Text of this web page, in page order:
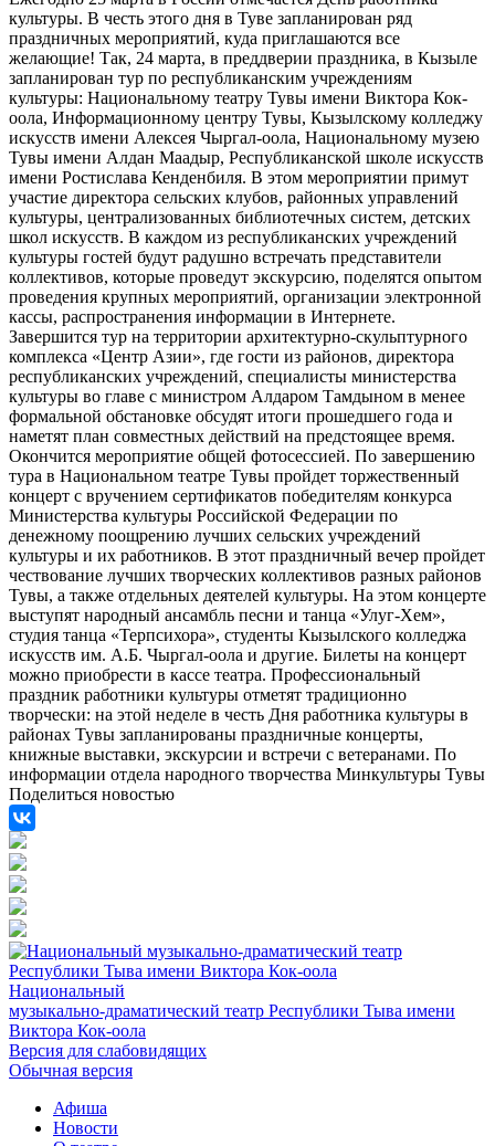
культуры. В честь этого дня в Туве запланирован ряд
праздничных мероприятий, куда приглашаются все
желающие! Так, 24 марта, в преддверии праздника, в Кызыле
запланирован тур по республиканским учреждениям
культуры: Национальному театру Тувы имени Виктора Кок-
оола, Информационному центру Тувы, Кызылскому колледжу
искусств имени Алексея Чыргал-оола, Национальному музею
Тувы имени Алдан Маадыр, Республиканской школе искусств
имени Ростислава Кенденбиля. В этом мероприятии примут
участие директора сельских клубов, районных управлений
культуры, централизованных библиотечных систем, детских
школ искусств. В каждом из республиканских учреждений
культуры гостей будут радушно встречать представители
коллективов, которые проведут экскурсию, поделятся опытом
проведения крупных мероприятий, организации электронной
кассы, распространения информации в Интернете.
Завершится тур на территории архитектурно-скульптурного
комплекса «Центр Азии», где гости из районов, директора
республиканских учреждений, специалисты министерства
культуры во главе с министром Алдаром Тамдыном в менее
формальной обстановке обсудят итоги прошедшего года и
наметят план совместных действий на предстоящее время.
Окончится мероприятие общей фотосессией. По завершению
тура в Национальном театре Тувы пройдет торжественный
концерт с вручением сертификатов победителям конкурса
Министерства культуры Российской Федерации по
денежному поощрению лучших сельских учреждений
культуры и их работников. В этот праздничный вечер пройдет
чествование лучших творческих коллективов разных районов
Тувы, а также отдельных деятелей культуры. На этом концерте
выступят народный ансамбль песни и танца «Улуг-Хем»,
студия танца «Терпсихора», студенты Кызылского колледжа
искусств им. А.Б. Чыргал-оола и другие. Билеты на концерт
можно приобрести в кассе театра. Профессиональный
праздник работники культуры отметят традиционно
творчески: на этой неделе в честь Дня работника культуры в
районах Тувы запланированы праздничные концерты,
книжные выставки, экскурсии и встречи с ветеранами. По
информации отдела народного творчества Минкультуры Тувы
Поделиться новостью
Национальный
музыкально-драматический театр Республики Тыва имени
Виктора Кок-оола
Версия для слабовидящих
Обычная версия
Афиша
Новости